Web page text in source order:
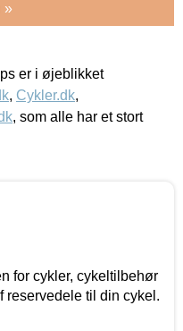
»
er i øjeblikket
, Cykler.dk,
, som alle har et stort
for cykler, cykeltilbehør
reservedele til din cykel.